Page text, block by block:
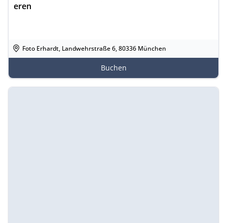
eren
Foto Erhardt, Landwehrstraße 6, 80336 München
Buchen